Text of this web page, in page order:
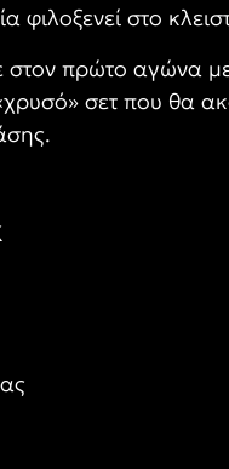
στο
πρώτο αγώνα με
σετ που θα